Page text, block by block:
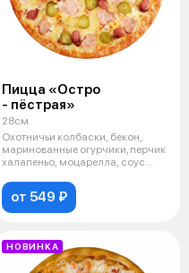
Пицца «Остро
- пёстрая»
28см
Охотничьи колбаски, бекон,
маринованные огурчики, перчик
халапеньо, моцарелла, соус
от 549 ₽
НОВИНКА